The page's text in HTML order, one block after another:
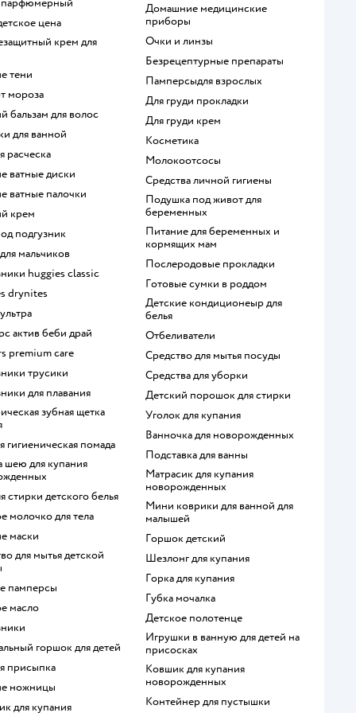
цена
тени
мороза
бальзам для волос
для ванной
расческа
ватные диски
ватные палочки
крем
подгузник
для мальчиков
huggies classic
drynites
ультра
актив беби драй
premium care
трусики
для плавания
гигиеническая помада
стирки детского белья
молочко для тела
маски
памперсы
масло
горшок для детей
присыпка
ножницы
для купания
домашние медицинские
приборы
очки и линзы
безрецептурные препараты
памперсыдля взрослых
для груди прокладки
для груди крем
косметика
Молокоотсосы
средства личной гигиены
подушка под живот для
беременных
питание для беременных и
кормящих мам
послеродовые прокладки
готовые сумки в роддом
детские кондиционеыр для
белья
отбеливатели
средство для мытья посуды
средства для уборки
детский порошок для стирки
уголок для купания
ванночка для новорожденных
подставка для ванны
матрасик для купания
новорожденных
мини коврики для ванной для
малышей
горшок детский
шезлонг для купания
горка для купания
губка мочалка
детское полотенце
игрушки в ванную для детей на
присосках
ковшик для купания
новорожденных
контейнер для пустышки